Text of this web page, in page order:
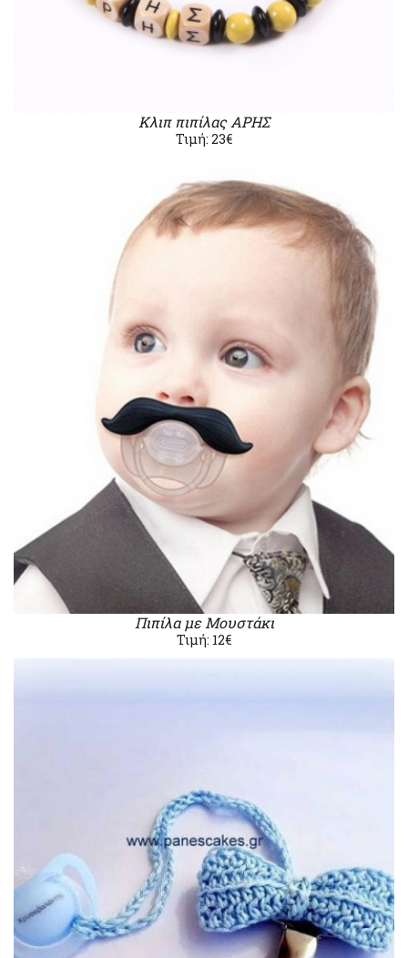
Κλιπ πιπίλας ΑΡΗΣ
Τιμή: 23€
Πιπίλα με Μουστάκι
Τιμή: 12€